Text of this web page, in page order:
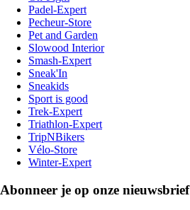
Padel-Expert
Pecheur-Store
Pet and Garden
Slowood Interior
Smash-Expert
Sneak'In
Sneakids
Sport is good
Trek-Expert
Triathlon-Expert
TripNBikers
Vélo-Store
Winter-Expert
Abonneer je op onze nieuwsbrief